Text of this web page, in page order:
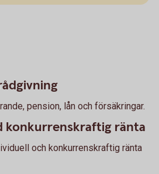
pension, lån och försäkringar.
konkurrenskraftig ränta
och konkurrenskraftig ränta